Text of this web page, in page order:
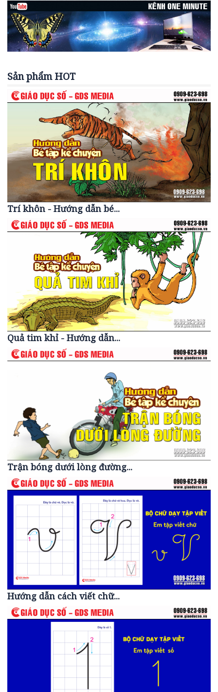
Sản phẩm HOT
Trí khôn - Hướng dẫn bé...
Quả tim khỉ - Hướng dẫn...
Trận bóng dưới lòng đường...
Hướng dẫn cách viết chữ...